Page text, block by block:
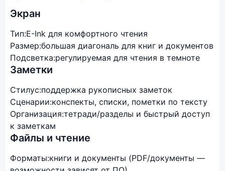
Экран
Тип:E-Ink для комфортного чтения
Размер:большая диагональ для книг и документов
Подсветка:регулируемая для чтения в темноте
Заметки
Стилус:поддержка рукописных заметок
Сценарии:конспекты, списки, пометки по тексту
Организация:тетради/разделы и быстрый доступ
к заметкам
Файлы и чтение
Форматы:книги и документы (PDF/документы —